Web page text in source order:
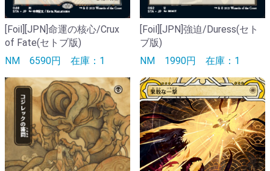
[Foil][JPN]命運の核心/Crux
of Fate(セトブ版)
NM 6590円 在庫：1
[Foil][JPN]強迫/Duress(セト
ブ版)
NM 1990円 在庫：1